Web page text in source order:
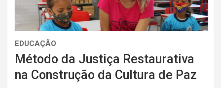
EDUCAÇÃO
Método da Justiça Restaurativa
na Construção da Cultura de Paz